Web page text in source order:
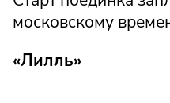
московскому
«Лилль»